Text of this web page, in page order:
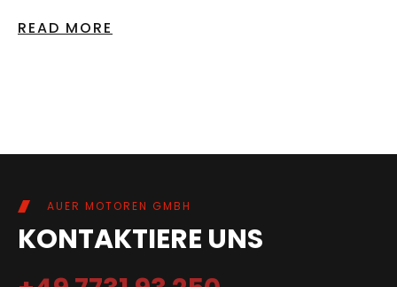
READ MORE
AUER MOTOREN GMBH
KONTAKTIERE UNS